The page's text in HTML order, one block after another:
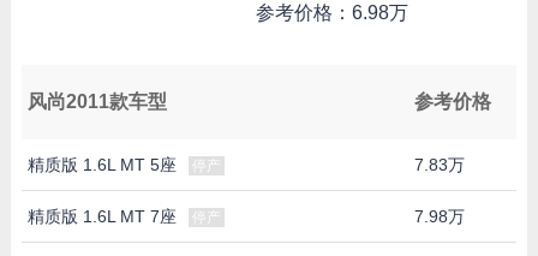
参考价格： 6.98万
风尚2011款车型 参考价格
精质版 1.6L MT 5座 停产 7.83万
精质版 1.6L MT 7座 停产 7.98万